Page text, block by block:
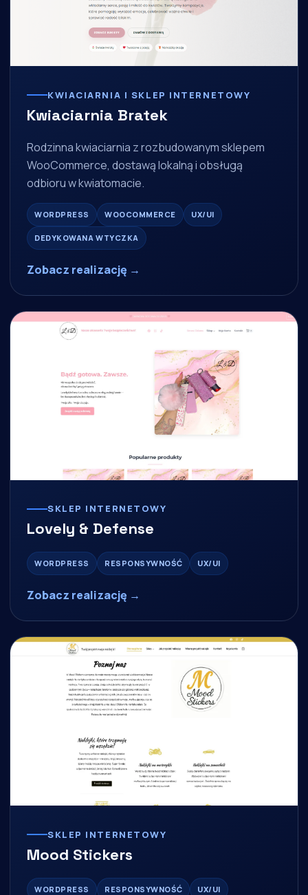
KWIACIARNIA I SKLEP INTERNETOWY
Kwiaciarnia Bratek
Rodzinna kwiaciarnia z rozbudowanym sklepem
WooCommerce, dostawą lokalną i obsługą
odbioru w kwiatomacie.
WORDPRESS WOOCOMMERCE UX/UI
DEDYKOWANA WTYCZKA
Zobacz realizację →
SKLEP INTERNETOWY
Lovely & Defense
WORDPRESS RESPONSYWNOŚĆ UX/UI
Zobacz realizację →
SKLEP INTERNETOWY
Mood Stickers
WORDPRESS RESPONSYWNOŚĆ UX/UI